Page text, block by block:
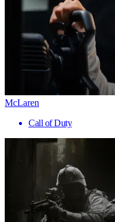
McLaren
Call of Duty